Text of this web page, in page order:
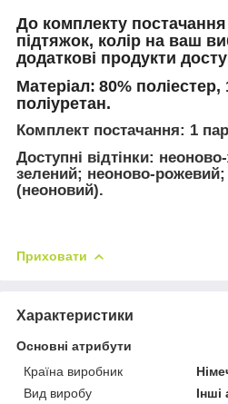
До комплекту
підтяжок, колір на ваш
додаткові продукти
Матеріал: 80% поліестер,
поліуретан.
Комплект постачання: 1
Доступні відтінки:
зелений; неоново-
(неоновий).
Приховати
Характеристики
Основні атрибути
Країна виробник
Вид виробу
Інші